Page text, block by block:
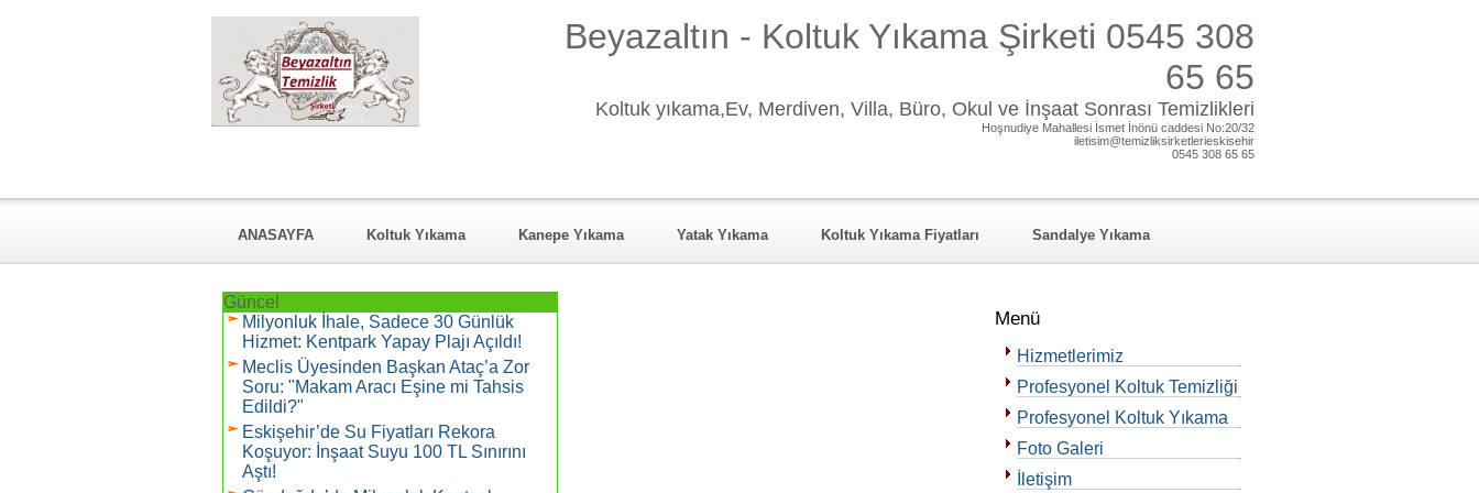
Beyazaltın - Koltuk Yıkama Şirketi 0545 308
65 65
Koltuk yıkama,Ev, Merdiven, Villa, Büro, Okul ve İnşaat Sonrası Temizlikleri
Hoşnudiye Mahallesi İsmet İnönü caddesi No:20/32
iletisim@temizliksirketlerieskisehir
0545 308 65 65
ANASAYFA Koltuk Yıkama Kanepe Yıkama Yatak Yıkama Koltuk Yıkama Fiyatları Sandalye Yıkama
Güncel
Milyonluk İhale, Sadece 30 Günlük
Hizmet: Kentpark Yapay Plajı Açıldı!
Meclis Üyesinden Başkan Ataç’a Zor
Soru: "Makam Aracı Eşine mi Tahsis
Edildi?"
Eskişehir’de Su Fiyatları Rekora
Koşuyor: İnşaat Suyu 100 TL Sınırını
Aştı!
Menü
Hizmetlerimiz
Profesyonel Koltuk Temizliği
Profesyonel Koltuk Yıkama
Foto Galeri
İletişim